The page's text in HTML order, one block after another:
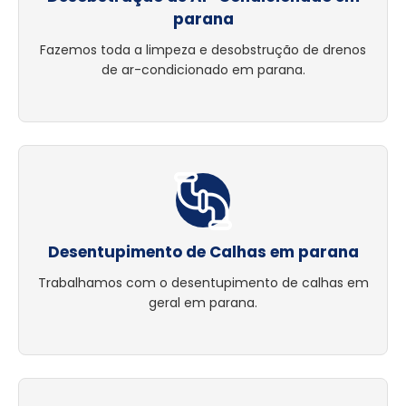
parana
Fazemos toda a limpeza e desobstrução de drenos
de ar-condicionado em parana.
Desentupimento de Calhas em parana
Trabalhamos com o desentupimento de calhas em
geral em parana.